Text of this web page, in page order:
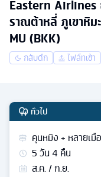
Eastern Airlines
ราณต้าหลี่ ภูเขาหิ
MU (BKK)
กลับดึก ไฟล์ทเช้า
ทั่วไป
คุนหมิง + หลายเมื
5วัน4 คืน
ส.ค. / ก.ย.